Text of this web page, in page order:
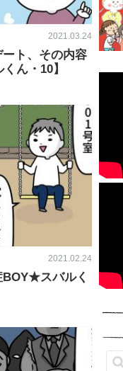
2021.03.24
ト、その内容
ん・10】
2021.02.24
BOY★スバルく